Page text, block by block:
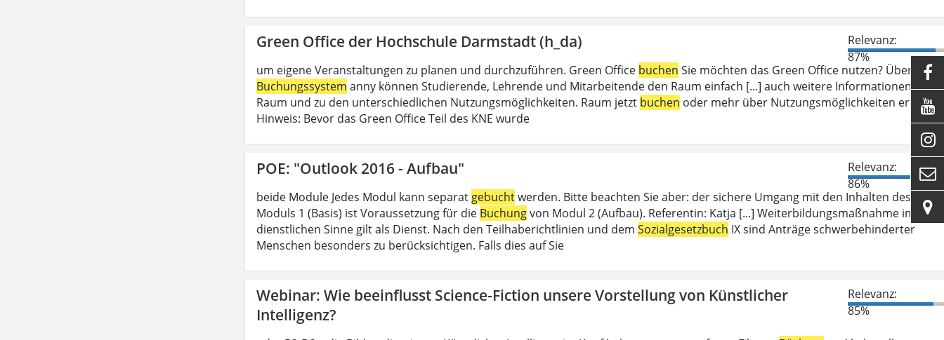
Green Office der Hochschule Darmstadt (h_da)
Relevanz:
87%
um eigene Veranstaltungen zu planen und durchzuführen. Green Office buchen Sie möchten das Green Office nutzen? Über das
Buchungssystem anny können Studierende, Lehrende und Mitarbeitende den Raum einfach [...] auch weitere Informationen zum
Raum und zu den unterschiedlichen Nutzungsmöglichkeiten. Raum jetzt buchen oder mehr über Nutzungsmöglichkeiten
Hinweis: Bevor das Green Office Teil des KNE wurde
POE: "Outlook 2016 - Aufbau"
Relevanz:
86%
beide Module Jedes Modul kann separat gebuchtwerden. Bitte beachten Sie aber: der sichere Umgang mit den Inhalten des
Moduls 1 (Basis) ist Voraussetzung für die Buchungvon Modul 2 (Aufbau). Referentin: Katja [...] Weiterbildungsmaßnahme im
dienstlichen Sinne gilt als Dienst. Nach den Teilhaberichtlinien und dem Sozialgesetzbuch IX sind Anträge schwerbehinderter
Menschen besonders zu berücksichtigen. Falls dies auf Sie
Webinar: Wie beeinflusst Science-Fiction unsere Vorstellung von Künstlicher
Intelligenz?
Relevanz:
85%




